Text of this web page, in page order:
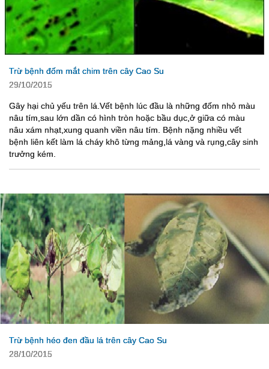
Trừ bệnh đốm mắt chim trên cây Cao Su
29/10/2015
Gây hại chủ yếu trên lá.Vết bệnh lúc đầu là những đốm nhỏ màu
nâu tím,sau lớn dần có hình tròn hoặc bầu dục,ở giữa có màu
nâu xám nhạt,xung quanh viền nâu tím. Bệnh nặng nhiều vết
bệnh liên kết làm lá cháy khô từng mảng,lá vàng và rụng,cây sinh
trưởng kém.
Trừ bệnh héo đen đầu lá trên cây Cao Su
28/10/2015